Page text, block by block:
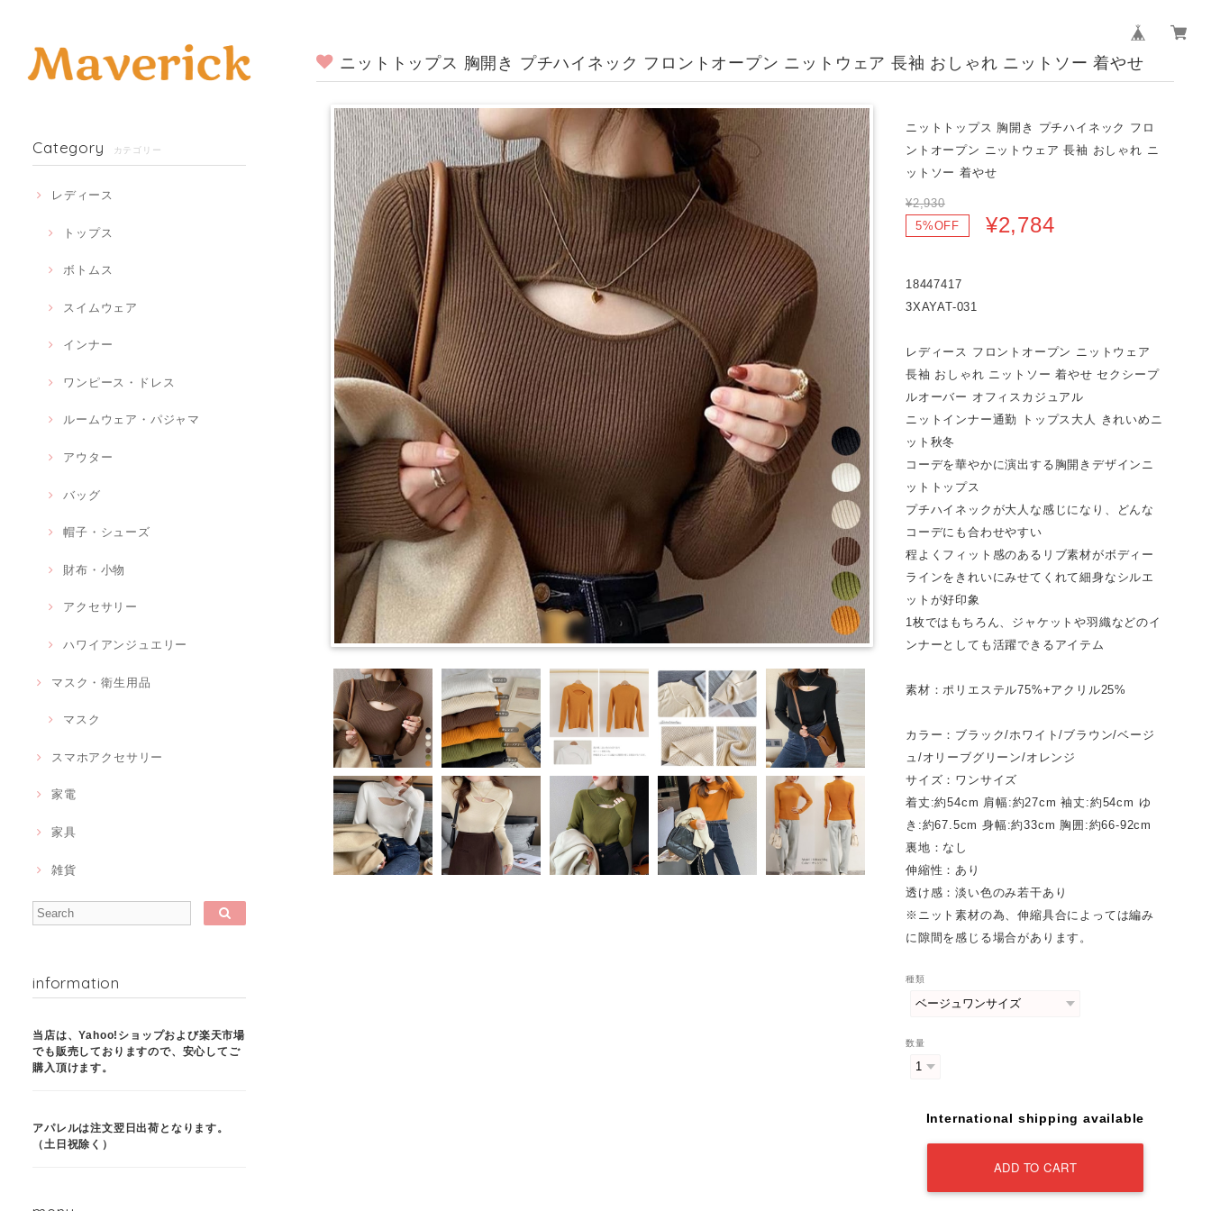
Category カテゴリー
レディース
トップス
ボトムス
スイムウェア
インナー
ワンピース・ドレス
ルームウェア・パジャマ
アウター
バッグ
帽子・シューズ
財布・小物
アクセサリー
ハワイアンジュエリー
マスク・衛生用品
マスク
スマホアクセサリー
家電
家具
雑貨
information
当店は、Yahoo!ショップおよび楽天市場
でも販売しておりますので、安心してご
購入頂けます。
アパレルは注文翌日出荷となります。
（土日祝除く）
ニットトップス 胸開き プチハイネック フロントオープン ニットウェア 長袖 おしゃれ ニットソー 着やせ
ニットトップス 胸開き プチハイネック フロ
ントオープン ニットウェア 長袖 おしゃれ ニ
ットソー 着やせ
¥2,930
5%OFF
¥2,784
18447417
3XAYAT-031
レディース フロントオープン ニットウェア
長袖 おしゃれ ニットソー 着やせ セクシープ
ルオーバー オフィスカジュアル
ニットインナー通勤 トップス大人 きれいめニ
ット秋冬
コーデを華やかに演出する胸開きデザインニ
ットトップス
プチハイネックが大人な感じになり、どんな
コーデにも合わせやすい
程よくフィット感のあるリブ素材がボディー
ラインをきれいにみせてくれて細身なシルエ
ットが好印象
1枚ではもちろん、ジャケットや羽織などのイ
ンナーとしても活躍できるアイテム
素材：ポリエステル75%+アクリル25%
カラー：ブラック/ホワイト/ブラウン/ベージ
ュ/オリーブグリーン/オレンジ
サイズ：ワンサイズ
着丈:約54cm 肩幅:約27cm 袖丈:約54cm ゆ
き:約67.5cm 身幅:約33cm 胸囲:約66-92cm
裏地：なし
伸縮性：あり
透け感：淡い色のみ若干あり
※ニット素材の為、伸縮具合によっては編み
に隙間を感じる場合があります。
種類
数量
International shipping available
ADD TO CART